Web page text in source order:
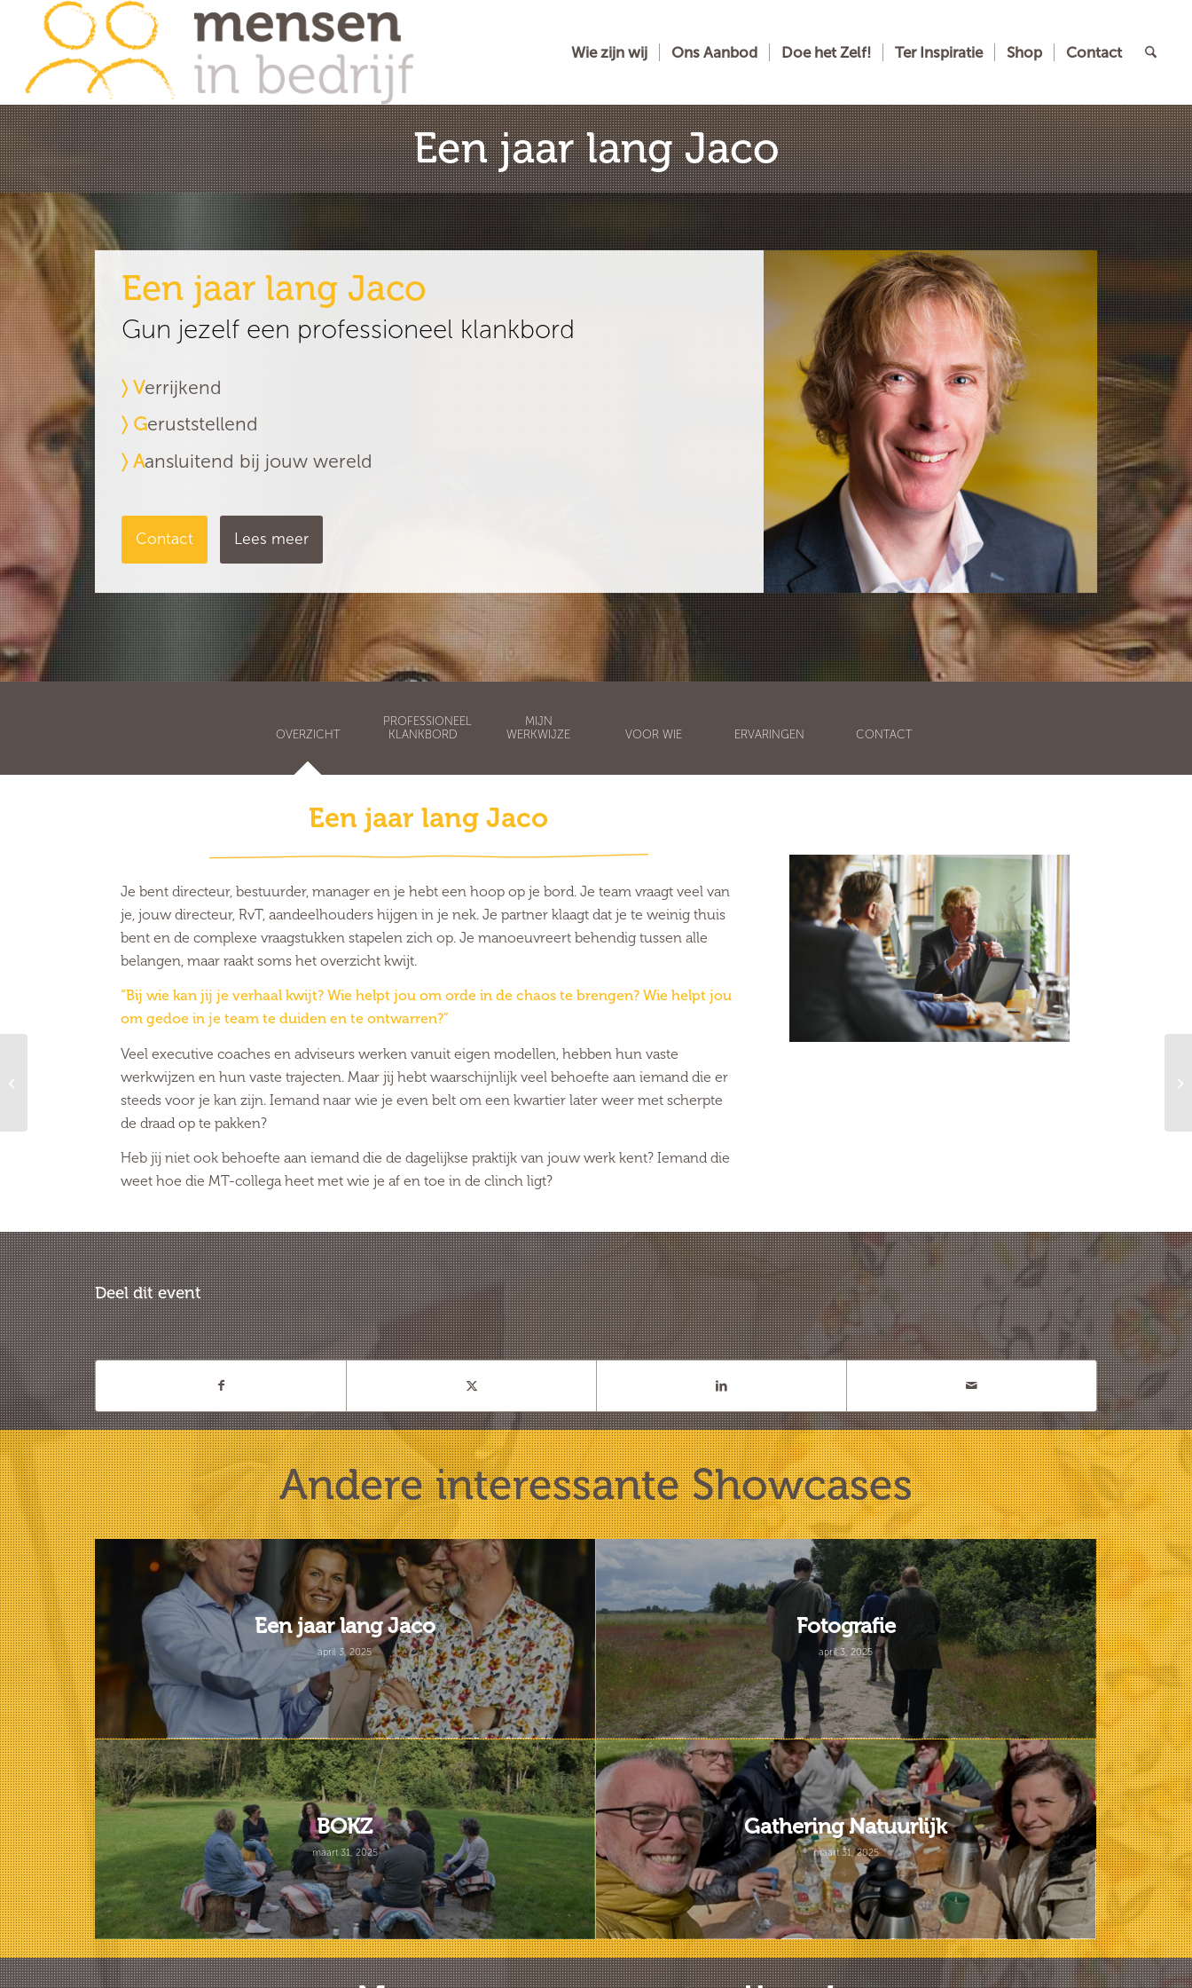
Wie zijn wij Ons Aanbod Doe het Zelf! Ter Inspiratie Shop Contact
Een jaar lang Jaco
Een jaar lang Jaco
Gun jezelf een professioneel klankbord
〉 Verrijkend
〉 Geruststellend
〉 Aansluitend bij jouw wereld
Contact Lees meer
OVERZICHT
PROFESSIONEEL
KLANKBORD
MIJN
WERKWIJZE
VOOR WIE ERVARINGEN CONTACT
Een jaar lang Jaco
Je bent directeur, bestuurder, manager en je hebt een hoop op je bord. Je team vraagt veel van
je, jouw directeur, RvT, aandeelhouders hijgen in je nek. Je partner klaagt dat je te weinig thuis
bent en de complexe vraagstukken stapelen zich op. Je manoeuvreert behendig tussen alle
belangen, maar raakt soms het overzicht kwijt.
“Bij wie kan jij je verhaal kwijt? Wie helpt jou om orde in de chaos te brengen? Wie helpt jou
om gedoe in je team te duiden en te ontwarren?”
Veel executive coaches en adviseurs werken vanuit eigen modellen, hebben hun vaste
werkwijzen en hun vaste trajecten. Maar jij hebt waarschijnlijk veel behoefte aan iemand die er
steeds voor je kan zijn. Iemand naar wie je even belt om een kwartier later weer met scherpte
de draad op te pakken?
Heb jij niet ook behoefte aan iemand die de dagelijkse praktijk van jouw werk kent? Iemand die
weet hoe die MT-collega heet met wie je af en toe in de clinch ligt?
Deel dit event
Andere interessante Showcases
Een jaar lang Jaco
april 3, 2025
Fotografie
april 3, 2025
BOKZ
maart 31, 2025
Gathering Natuurlijk
maart 31, 2025